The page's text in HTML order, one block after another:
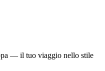
— il tuo viaggio nello stile